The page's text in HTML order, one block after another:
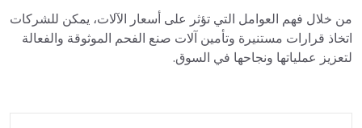
من خلال فهم العوامل التي تؤثر على أسعار الآلات، يمكن للشركات
اتخاذ قرارات مستنيرة وتأمين آلات صنع الفحم الموثوقة والفعالة
لتعزيز عملياتها ونجاحها في السوق.